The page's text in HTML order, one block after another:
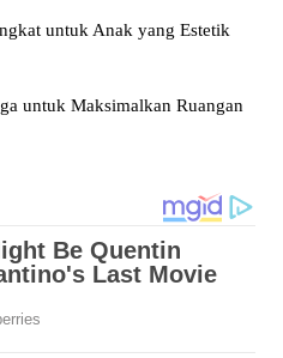
untuk Anak yang Estetik
untuk Maksimalkan Ruangan